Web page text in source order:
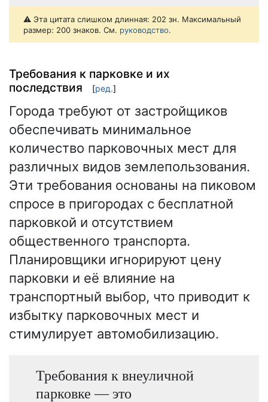
⚠️ Эта цитата слишком длинная: 202 зн. Максимальный
размер: 200 знаков. См. руководство.
Требования к парковке и их
последствия
[ред.]
Города требуют от застройщиков
обеспечивать минимальное
количество парковочных мест для
различных видов землепользования.
Эти требования основаны на пиковом
спросе в пригородах с бесплатной
парковкой и отсутствием
общественного транспорта.
Планировщики игнорируют цену
парковки и её влияние на
транспортный выбор, что приводит к
избытку парковочных мест и
стимулирует автомобилизацию.
Требования к внеуличной
парковке — это